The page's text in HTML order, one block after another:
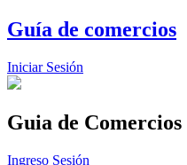
Guía de comercios
Iniciar Sesión
Guia de Comercios
Ingreso Sesión